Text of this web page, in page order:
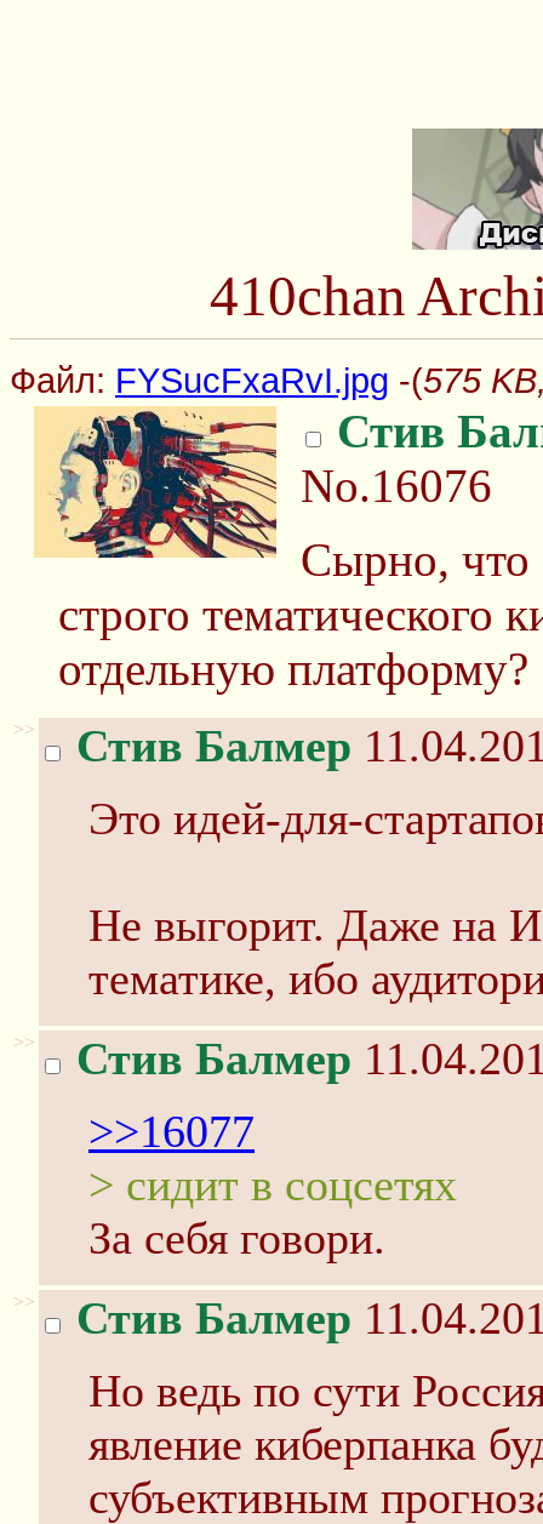
410chan
Файл: FYSucFxaRvI.jpg -(575
Стив
No.16076
Сырно, что
строго тематического
отдельную платформу?
>> Стив Балмер
Это идей-для-
Не выгорит. Даже на
тематике, ибо
>> Стив Балмер
>>16077
> сидит в соцсетях
За себя говори.
>> Стив Балмер
Но ведь по сути
явление киберпанка
субъективным